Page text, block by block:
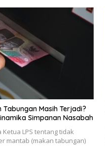
Tabungan Masih Terjadi?
Simpanan Nasabah
LPS tentang tidak
mantab (makan tabungan)